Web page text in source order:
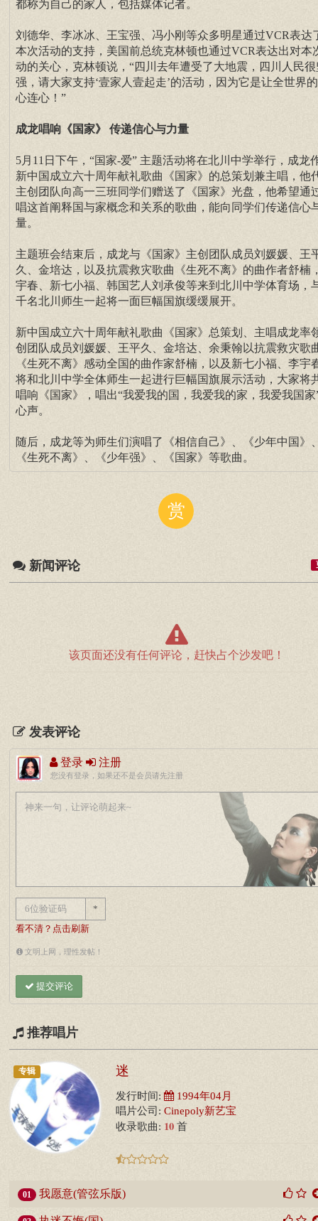
都称为自己的家人，包括媒体记者。
刘德华、李冰冰、王宝强、冯小刚等众多明星通过VCR表达
本次活动的支持，美国前总统克林顿也通过VCR表达出对本
动的关心，克林顿说，“四川去年遭受了大地震，四川人民很
强，请大家支持‘壹家人壹起走’的活动，因为它是让全世界
心连心！”
成龙唱响《国家》 传递信心与力量
5月11日下午，“国家-爱” 主题活动将在北川中学举行，成龙
新中国成立六十周年献礼歌曲《国家》的总策划兼主唱，他
主创团队向高一三班同学们赠送了《国家》光盘，他希望通
唱这首阐释国与家概念和关系的歌曲，能向同学们传递信心
量。
主题班会结束后，成龙与《国家》主创团队成员刘媛媛、王
久、金培达，以及抗震救灾歌曲《生死不离》的曲作者舒楠
宇春、新七小福、韩国艺人刘承俊等来到北川中学体育场，
千名北川师生一起将一面巨幅国旗缓缓展开。
新中国成立六十周年献礼歌曲《国家》总策划、主唱成龙率
创团队成员刘媛媛、王平久、金培达、余秉翰以抗震救灾歌
《生死不离》感动全国的曲作家舒楠，以及新七小福、李宇
将和北川中学全体师生一起进行巨幅国旗展示活动，大家将
唱响《国家》，唱出“我爱我的国，我爱我的家，我爱我国家
心声。
随后，成龙等为师生们演唱了《相信自己》、《少年中国》
《生死不离》、《少年强》、《国家》等歌曲。
赏
新闻评论
该页面还没有任何评论，赶快占个沙发吧！
发表评论
登录 注册
您没有登录，如果还不是会员请先注册
*
看不清？点击刷新
文明上网，理性发帖！
提交评论
推荐唱片
专辑 迷
发行时间: 1994年04月
唱片公司: Cinepoly新艺宝
收录歌曲: 10 首
01 我愿意(管弦乐版)